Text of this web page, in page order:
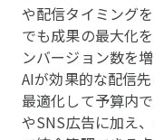
や配信タイミング
でも成果の最大化
ンバージョン数を
AIが効果的な配信
最適化して予算内
やSNS広告に加え